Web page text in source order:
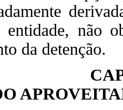
entidade, não
da detenção.